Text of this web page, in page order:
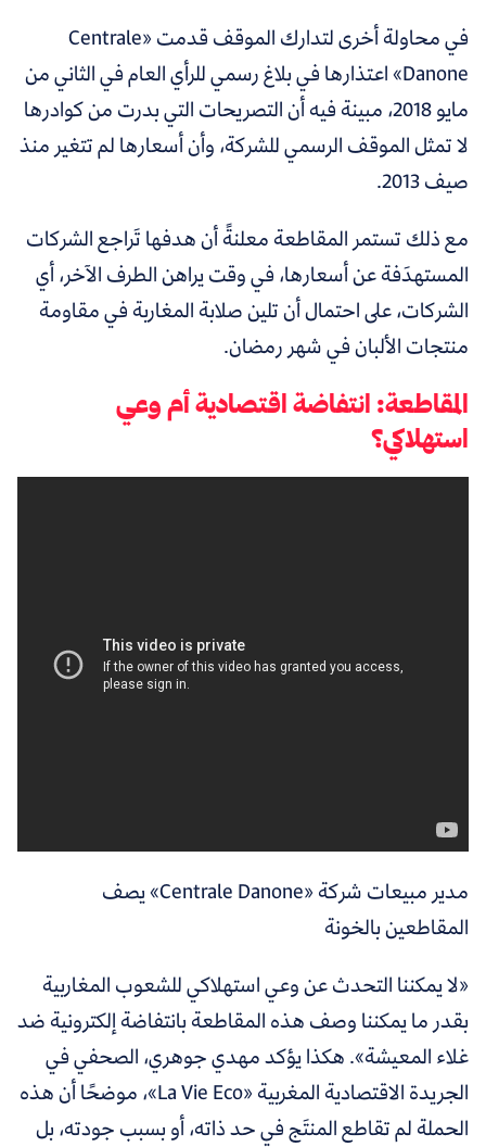
في محاولة أخرى لتدارك الموقف قدمت «Centrale
Danone» اعتذارها في بلاغ رسمي للرأي العام في الثاني من
مايو 2018، مبينة فيه أن التصريحات التي بدرت من كوادرها
لا تمثل الموقف الرسمي للشركة، وأن أسعارها لم تتغير منذ
صيف 2013.
مع ذلك تستمر المقاطعة معلنةً أن هدفها تَراجع الشركات
المستهدَفة عن أسعارها، في وقت يراهن الطرف الآخر، أي
الشركات، على احتمال أن تلين صلابة المغاربة في مقاومة
منتجات الألبان في شهر رمضان.
المقاطعة: انتفاضة اقتصادية أم وعي
استهلاكي؟
مدير مبيعات شركة «Centrale Danone» يصف
المقاطعين بالخونة
«لا يمكننا التحدث عن وعي استهلاكي للشعوب المغاربية
بقدر ما يمكننا وصف هذه المقاطعة بانتفاضة إلكترونية ضد
غلاء المعيشة». هكذا يؤكد مهدي جوهري، الصحفي في
الجريدة الاقتصادية المغربية «La Vie Eco»، موضحًا أن هذه
الحملة لم تقاطع المنتَج في حد ذاته، أو بسبب جودته، بل